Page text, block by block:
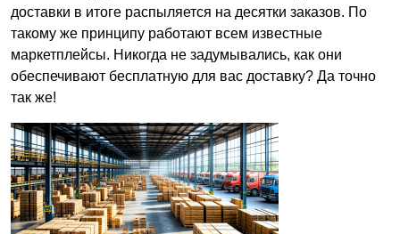
доставки в итоге распыляется на десятки заказов. По
такому же принципу работают всем известные
маркетплейсы. Никогда не задумывались, как они
обеспечивают бесплатную для вас доставку? Да точно
так же!